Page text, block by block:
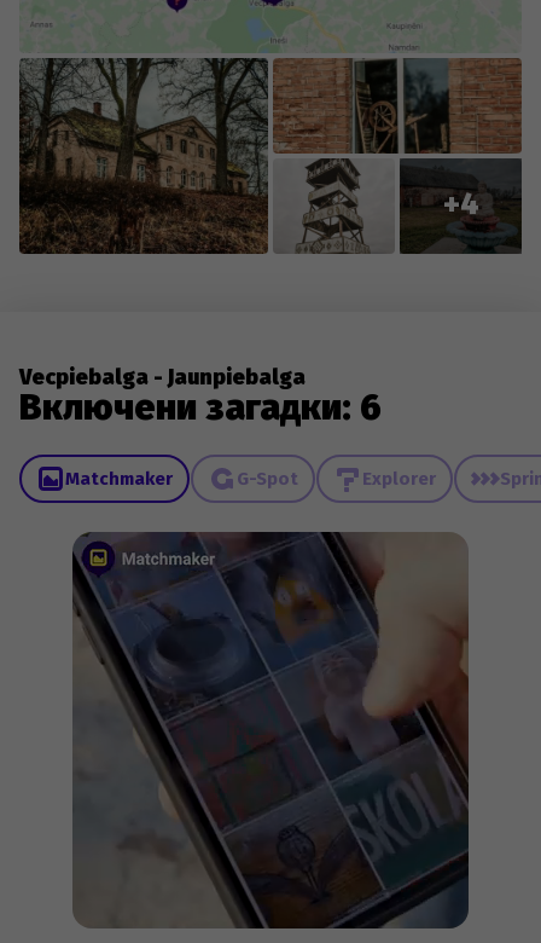
+4
Vecpiebalga - Jaunpiebalga
Включени загадки: 6
Matchmaker G-Spot Explorer